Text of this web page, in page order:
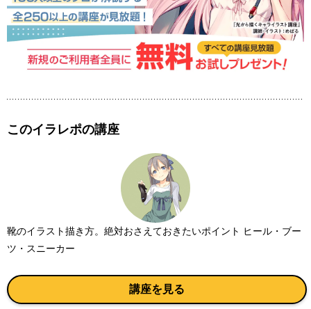
このイラレポの講座
靴のイラスト描き方。絶対おさえておきたいポイント ヒール・ブー
ツ・スニーカー
講座を見る